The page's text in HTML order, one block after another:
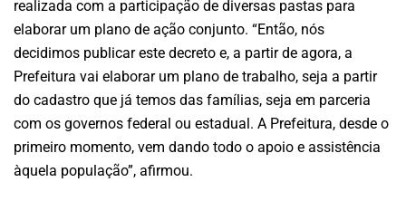
realizada com a participação de diversas pastas para
elaborar um plano de ação conjunto. “Então, nós
decidimos publicar este decreto e, a partir de agora, a
Prefeitura vai elaborar um plano de trabalho, seja a partir
do cadastro que já temos das famílias, seja em parceria
com os governos federal ou estadual. A Prefeitura, desde o
primeiro momento, vem dando todo o apoio e assistência
àquela população”, afirmou.